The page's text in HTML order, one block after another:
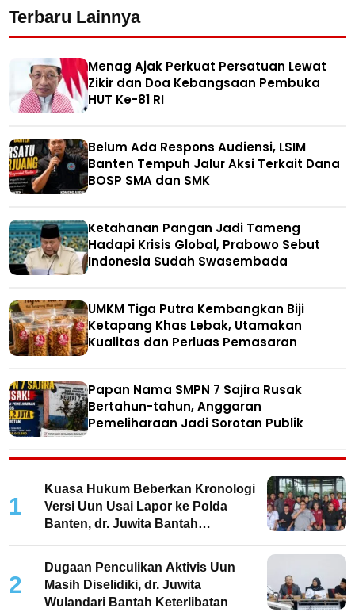
Terbaru Lainnya
Menag Ajak Perkuat Persatuan Lewat
Zikir dan Doa Kebangsaan Pembuka
HUT Ke-81 RI
Belum Ada Respons Audiensi, LSIM
Banten Tempuh Jalur Aksi Terkait Dana
BOSP SMA dan SMK
Ketahanan Pangan Jadi Tameng
Hadapi Krisis Global, Prabowo Sebut
Indonesia Sudah Swasembada
UMKM Tiga Putra Kembangkan Biji
Ketapang Khas Lebak, Utamakan
Kualitas dan Perluas Pemasaran
Papan Nama SMPN 7 Sajira Rusak
Bertahun-tahun, Anggaran
Pemeliharaan Jadi Sorotan Publik
1
Kuasa Hukum Beberkan Kronologi
Versi Uun Usai Lapor ke Polda
Banten, dr. Juwita Bantah
2
Dugaan Penculikan Aktivis Uun
Masih Diselidiki, dr. Juwita
Wulandari Bantah Keterlibatan